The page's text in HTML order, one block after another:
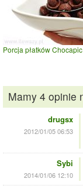
Porcja płatków Chocapic
Mamy 4 opinie
drugsx
2012/01/05 06:53
Sybi
2014/01/06 12:10